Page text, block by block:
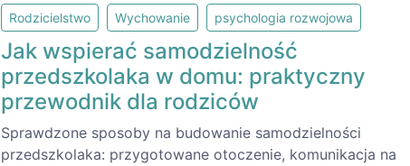
Rodzicielstwo Wychowanie psychologia rozwojowa
Jak wspierać samodzielność
przedszkolaka w domu: praktyczny
przewodnik dla rodziców
Sprawdzone sposoby na budowanie samodzielności
przedszkolaka: przygotowane otoczenie, komunikacja na